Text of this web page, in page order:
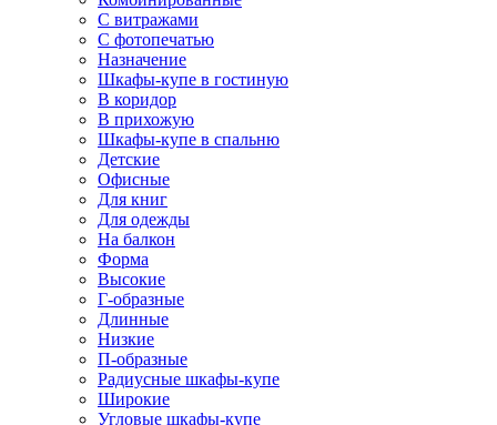
С витражами
С фотопечатью
Назначение
Шкафы-купе в гостиную
В коридор
В прихожую
Шкафы-купе в спальню
Детские
Офисные
Для книг
Для одежды
На балкон
Форма
Высокие
Г-образные
Длинные
Низкие
П-образные
Радиусные шкафы-купе
Широкие
Угловые шкафы-купе